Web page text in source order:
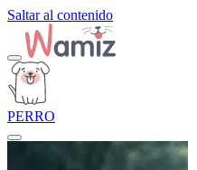
Saltar al contenido
PERRO